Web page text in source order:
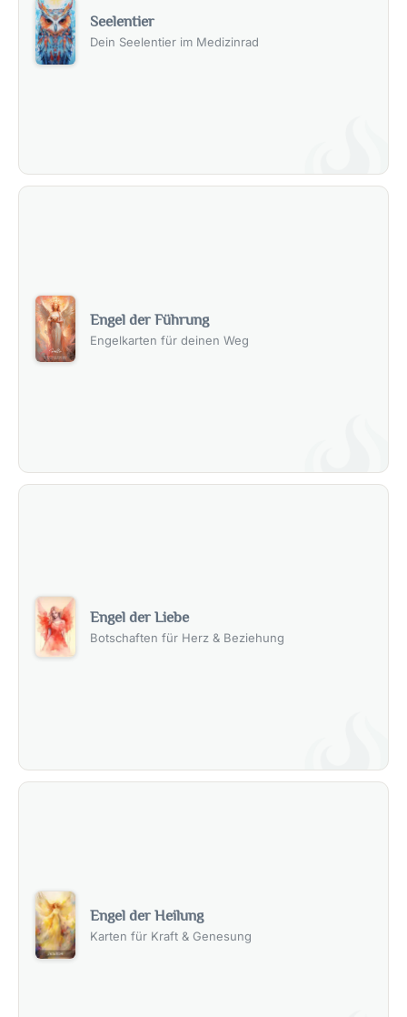
Seelentier
Dein Seelentier im Medizinrad
Engel der Führung
Engelkarten für deinen Weg
Engel der Liebe
Botschaften für Herz & Beziehung
Engel der Heilung
Karten für Kraft & Genesung